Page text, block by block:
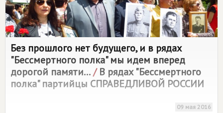
Без прошлого нет будущего, и в рядах
"Бессмертного полка" мы идем вперед
дорогой памяти.../ В рядах "Бессмертного
полка" партийцы СПРАВЕДЛИВОЙ РОССИИ
09 мая 2016